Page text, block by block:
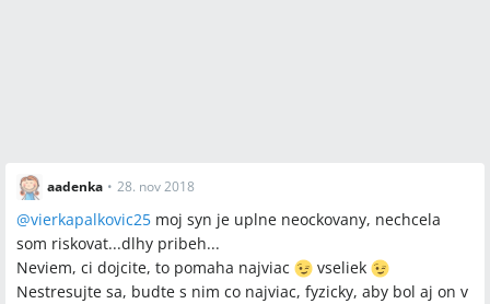
aadenka • 28. nov 2018
@vierkapalkovic25 moj syn je uplne neockovany, nechcela
som riskovat...dlhy pribeh...
Neviem, ci dojcite, to pomaha najviac
vseliek
Nestresujte sa, budte s nim co najviac, fyzicky, aby bol aj on v